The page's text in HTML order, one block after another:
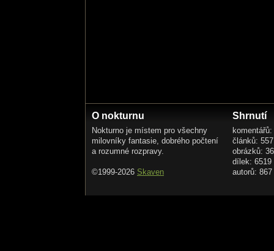
O nokturnu
Nokturno je místem pro všechny
milovníky fantasie, dobrého počtení
a rozumné rozpravy.
©1999-2026 Skaven
Shrnutí
článků: 557
obrázků:
dílek: 6519
autorů: 867